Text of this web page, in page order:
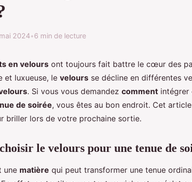
2024•6 min de lecture
en velours ont toujours fait battre le cœur des
et luxueuse, le velours se décline en différentes
. Si vous vous demandez comment intégrer
de soirée, vous êtes au bon endroit. Cet
briller lors de votre prochaine sortie.
le velours pour une tenue de
une matière qui peut transformer une tenue